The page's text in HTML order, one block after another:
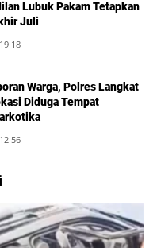
Lubuk Pakam Tetapkan
Juli
18
Warga, Polres Langkat
Diduga Tempat
56